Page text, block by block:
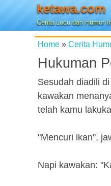
ketawa.com
Cerita Lucu dan Humor
Home » Cerita
Hukuman
Sesudah diadili
kawakan
telah kamu
"Mencuri ikan",
Napi kawakan: